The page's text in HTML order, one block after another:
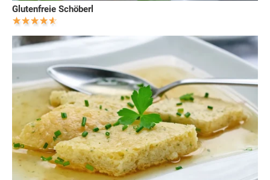
Glutenfreie Schöberl